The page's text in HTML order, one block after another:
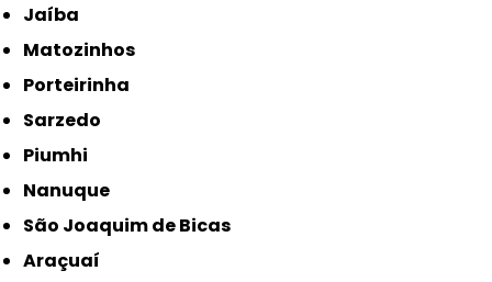
Jaíba
Matozinhos
Porteirinha
Sarzedo
Piumhi
Nanuque
São Joaquim de Bicas
Araçuaí